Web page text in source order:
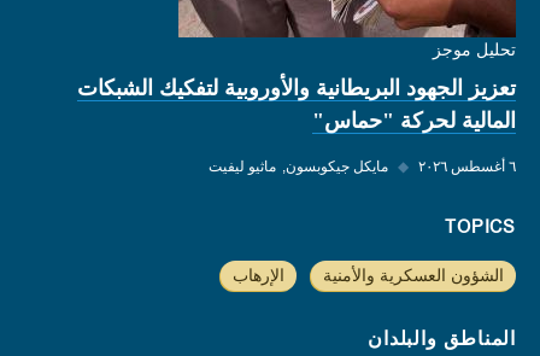
تحليل موجز
تعزيز الجهود البريطانية والأوروبية لتفكيك الشبكات
المالية لحركة "حماس"
٦ أغسطس ٢٠٢٦ ◆ مايكل جيكوبسون ماثيو ليفيت
TOPICS
الشؤون العسكرية والأمنية الإرهاب
المناطق والبلدان